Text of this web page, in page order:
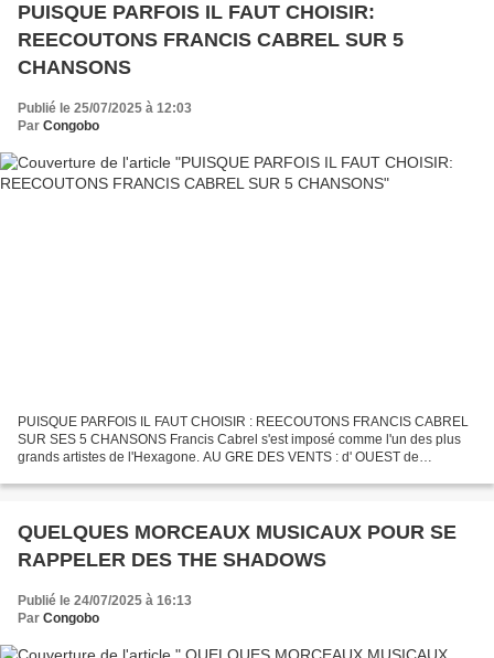
PUISQUE PARFOIS IL FAUT CHOISIR:
REECOUTONS FRANCIS CABREL SUR 5
CHANSONS
Publié le 25/07/2025 à 12:03
Par Congobo
PUISQUE PARFOIS IL FAUT CHOISIR : REECOUTONS FRANCIS CABREL
SUR SES 5 CHANSONS Francis Cabrel s'est imposé comme l'un des plus
grands artistes de l'Hexagone. AU GRE DES VENTS : d' OUEST de
QUELQUES MORCEAUX MUSICAUX POUR SE
RAPPELER DES THE SHADOWS
Publié le 24/07/2025 à 16:13
Par Congobo